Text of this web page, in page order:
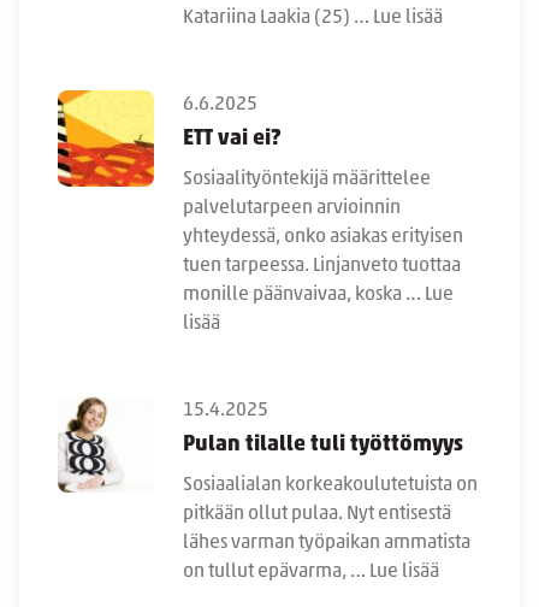
Katariina Laakia (25) … Lue lisää
6.6.2025
ETT vai ei?
Sosiaalityöntekijä määrittelee
palvelutarpeen arvioinnin
yhteydessä, onko asiakas erityisen
tuen tarpeessa. Linjanveto tuottaa
monille päänvaivaa, koska … Lue
lisää
15.4.2025
Pulan tilalle tuli työttömyys
Sosiaalialan korkeakoulutetuista on
pitkään ollut pulaa. Nyt entisestä
lähes varman työpaikan ammatista
on tullut epävarma, … Lue lisää